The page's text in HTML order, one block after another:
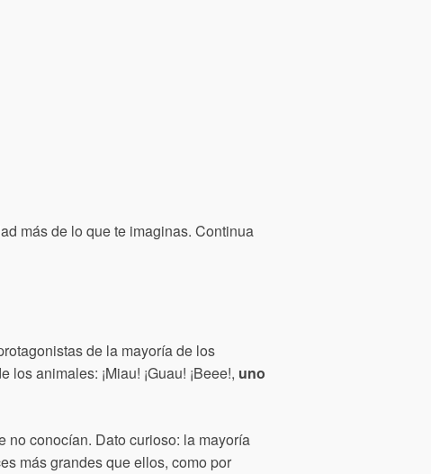
más de lo que te imaginas. Continua
de la mayoría de los
animales: ¡Miau! ¡Guau! ¡Beee!, uno
no conocían. Dato curioso: la mayoría
más grandes que ellos, como por